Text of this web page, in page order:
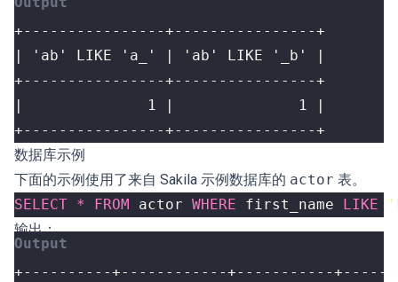
+----------------+----------------+
数据库示例
下面的示例使用了来自 Sakila 示例数据库的 actor 表。
SELECT * FROM actor WHERE first_name LIKE
输出：